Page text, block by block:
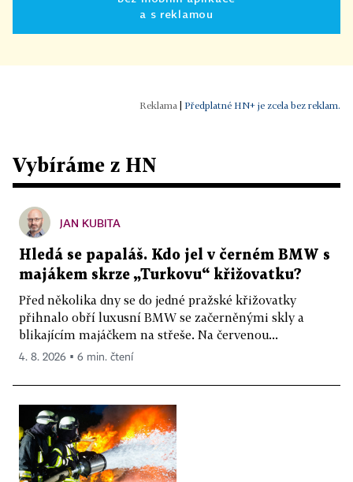
a s reklamou
Předplatné HN+ je zcela bez reklam.
Vybíráme z HN
JAN KUBITA
Hledá se papaláš. Kdo jel v černém BMW s
majákem skrze „Turkovu“ křižovatku?
Před několika dny se do jedné pražské křižovatky
přihnalo obří luxusní BMW se začerněnými skly a
blikajícím majáčkem na střeše. Na červenou...
4. 8. 2026 ▪ 6 min. čtení